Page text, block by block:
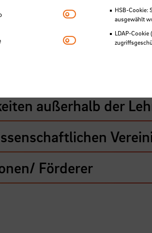
außerhalb der
Förderer
HSB-Cookie:
ausgewählt
LDAP-
Matomo
Youtube